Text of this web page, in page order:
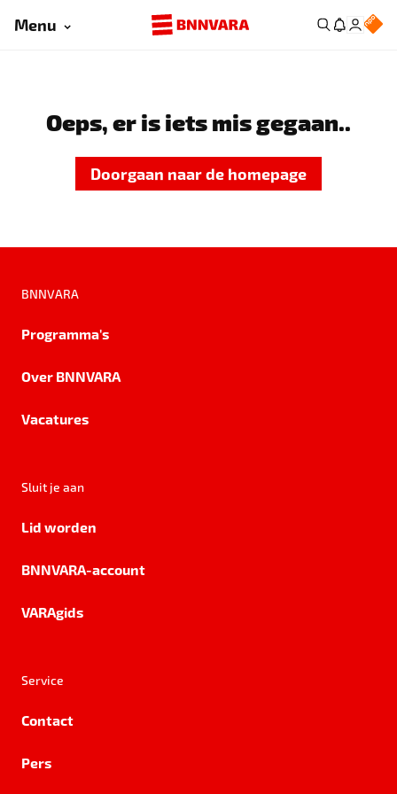
Menu
Oeps, er is iets mis gegaan..
Doorgaan naar de homepage
BNNVARA
Programma's
Over BNNVARA
Vacatures
Sluit je aan
Lid worden
BNNVARA-account
VARAgids
Service
Contact
Pers